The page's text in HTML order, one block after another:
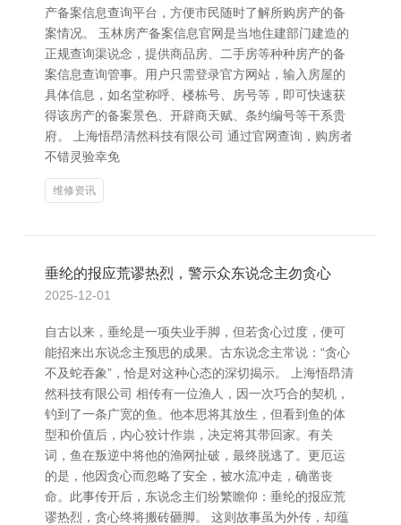
产备案信息查询平台，方便市民随时了解所购房产的备
案情况。 玉林房产备案信息官网是当地住建部门建造的
正规查询渠说念，提供商品房、二手房等种种房产的备
案信息查询管事。用户只需登录官方网站，输入房屋的
具体信息，如名堂称呼、楼栋号、房号等，即可快速获
得该房产的备案景色、开辟商天赋、条约编号等干系贵
府。 上海悟昂清然科技有限公司 通过官网查询，购房者
不错灵验幸免
维修资讯
垂纶的报应荒谬热烈，警示众东说念主勿贪心
2025-12-01
自古以来，垂纶是一项失业手脚，但若贪心过度，便可
能招来出东说念主预思的成果。古东说念主常说：“贪心
不及蛇吞象”，恰是对这种心态的深切揭示。 上海悟昂清
然科技有限公司 相传有一位渔人，因一次巧合的契机，
钓到了一条广宽的鱼。他本思将其放生，但看到鱼的体
型和价值后，内心狡计作祟，决定将其带回家。有关
词，鱼在叛逆中将他的渔网扯破，最终脱逃了。更厄运
的是，他因贪心而忽略了安全，被水流冲走，确凿丧
命。此事传开后，东说念主们纷繁瞻仰：垂纶的报应荒
谬热烈，贪心终将搬砖砸脚。 这则故事虽为外传，却蕴